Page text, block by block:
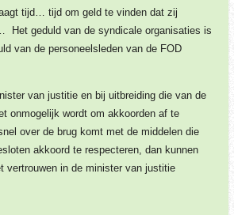
tijd… tijd om geld te vinden dat zij
Het geduld van de syndicale organisaties is
van de personeelsleden van de FOD
van justitie en bij uitbreiding die van de
onmogelijk wordt om akkoorden af te
over de brug komt met de middelen die
akkoord te respecteren, dan kunnen
vertrouwen in de minister van justitie